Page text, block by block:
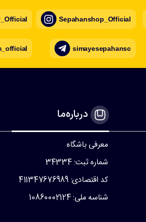
Sepahanshop_Official
simayesepahansc
درباره‌ما
معرفی باشگاه
شماره ثبت: 34334
کد اقتصادی: 411347676989
شناسه ملی: 10860002124